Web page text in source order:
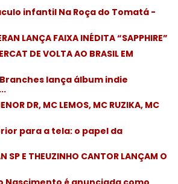
infantil Na Roça do Tomatá -
LANÇA FAIXA INÉDITA “SAPPHIRE”
DE VOLTA AO BRASIL EM
lança álbum indie
DR, MC LEMOS, MC RUZIKA, MC
para a tela: o papel da
SP E THEUZINHO CANTOR LANÇAM O